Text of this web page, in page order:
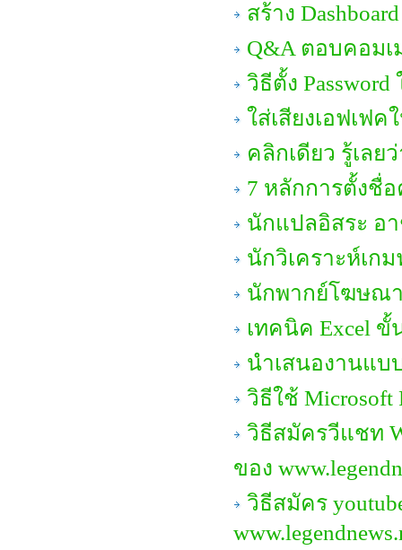
สร้าง
Q&A ตอบคอมเ
วิธีตั้ง
ใส่เสียงเอฟเฟค
คลิกเดียว รู้เลย
7 หลักการตั้งชื่
นักแปลอิสระ อ
นักวิเคราะห์เก
นักพากย์โฆษณ
เทคนิค Excel
นำเสนองานแบ
วิธีใช้ Microsoft
วิธีสมัครวีแชท
ของ
วิธีสมัคร